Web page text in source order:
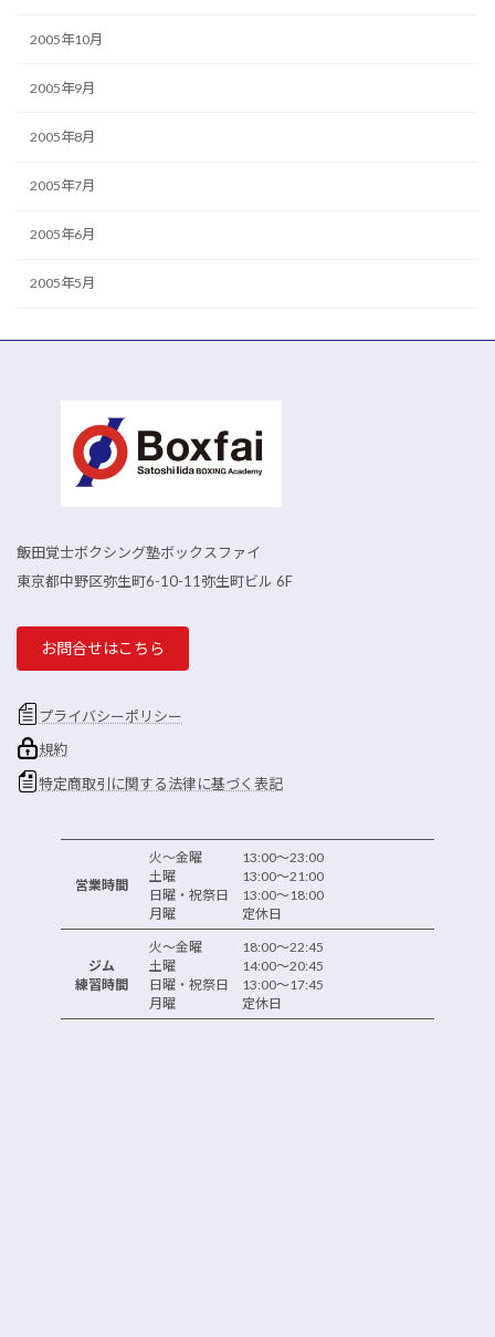
2005年10月
2005年9月
2005年8月
2005年7月
2005年6月
2005年5月
飯田覚士ボクシング塾ボックスファイ
東京都中野区弥生町6-10-11弥生町ビル 6F
お問合せはこちら
プライバシーポリシー
規約
特定商取引に関する法律に基づく表記
営業時間
火～金曜 13:00～23:00
土曜 13:00～21:00
日曜・祝祭日 13:00～18:00
月曜 定休日
ジム
練習時間
火～金曜 18:00～22:45
土曜 14:00～20:45
日曜・祝祭日 13:00～17:45
月曜 定休日